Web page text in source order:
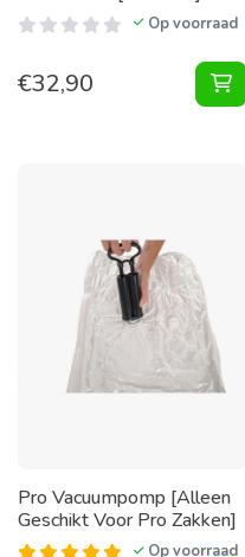
Op voorraad
€32,90
Pro Vacuumpomp [Alleen
Geschikt Voor Pro Zakken]
Op voorraad